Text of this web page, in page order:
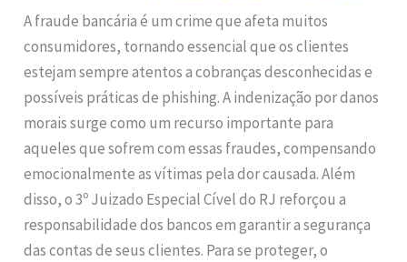
A fraude bancária é um crime que afeta muitos
consumidores, tornando essencial que os clientes
estejam sempre atentos a cobranças desconhecidas e
possíveis práticas de phishing. A indenização por danos
morais surge como um recurso importante para
aqueles que sofrem com essas fraudes, compensando
emocionalmente as vítimas pela dor causada. Além
disso, o 3º Juizado Especial Cível do RJ reforçou a
responsabilidade dos bancos em garantir a segurança
das contas de seus clientes. Para se proteger, o